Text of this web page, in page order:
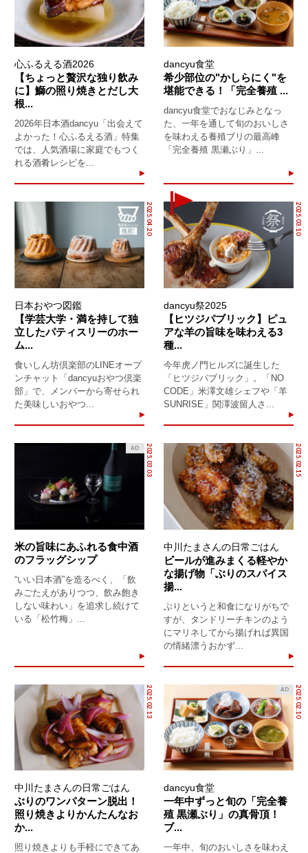
心ふるえる酒2026
【ちょっと贅沢な独り飲み
に】鰤の照り焼きとだし大
根...
2026年日本酒dancyu「出会えて
よかった！心ふるえる酒」特集
では、人気酒場に家庭でもつく
れる酒肴レシピを...
dancyu食堂
希少部位の"かしらにく"を
堪能できる！「完全養殖 ...
dancyu食堂でおなじみとなっ
た、一年を通して旬のおいしさ
を味わえる養殖ブリの最高峰
「完全養殖 黒瀬ぶり」...
2025.04.20
日本おやつ図鑑
【学芸大学・満を持して独
立したパティスリーのホー
ム...
食いしん坊倶楽部のLINEオープ
ンチャット「dancyuおやつ倶楽
部」で、メンバーから寄せられ
た美味しいおやつ...
2025.03.10
dancyu祭2025
【ヒツジパブリック】ピュ
アな羊の旨味を味わえる3
種...
今年虎ノ門ヒルズに誕生した
「ヒツジパブリック」。「NO
CODE」米澤文雄シェフや「羊
SUNRISE」関澤波留人さ...
2025.03.03
AD
米の旨味にあふれる食中酒
のフラッグシップ
“いい日本酒”を造るべく、「飲
みごたえがありつつ、飲み飽き
しない味わい」を追求し続けて
いる「松竹梅」...
2025.02.15
中川たまさんの日常ごはん
ビールが進みまくる軽やか
な揚げ物「ぶりのスパイス
揚...
ぶりというと和食になりがちで
すが、タンドリーチキンのよう
にマリネしてから揚げれば異国
の情緒漂うおかず...
2025.02.13
中川たまさんの日常ごはん
ぶりのワンパターン脱出！
照り焼きよりかんたんなお
か...
照り焼きよりも手軽にできてあ
2025.02.10
AD
dancyu食堂
一年中ずっと旬の「完全養
殖 黒瀬ぶり」の真骨頂！
ブ...
一年中、旬のおいしさを味わえ